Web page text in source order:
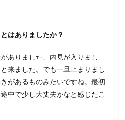
はありましたか？
ありました、内見が入りまし
来ました。でも一旦止まりまし
があるものみたいですね。最初
中で少し大丈夫かなと感じたこ